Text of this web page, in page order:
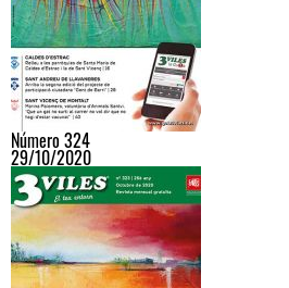
Número 324
29/10/2020